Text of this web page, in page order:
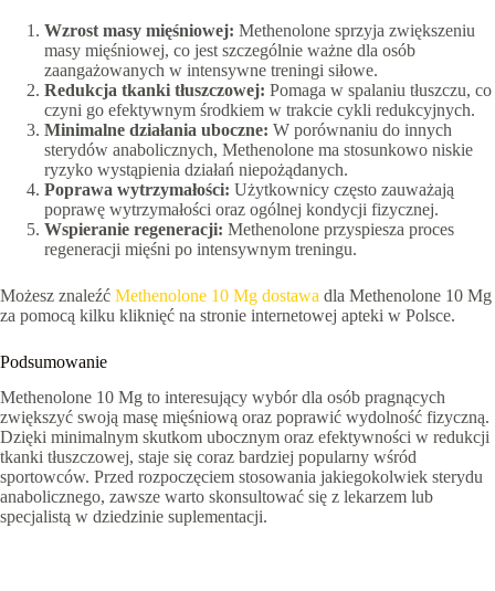
Wzrost masy mięśniowej: Methenolone sprzyja zwiększeniu
masy mięśniowej, co jest szczególnie ważne dla osób
zaangażowanych w intensywne treningi siłowe.
Redukcja tkanki tłuszczowej: Pomaga w spalaniu tłuszczu, co
czyni go efektywnym środkiem w trakcie cykli redukcyjnych.
Minimalne działania uboczne: W porównaniu do innych
sterydów anabolicznych, Methenolone ma stosunkowo niskie
ryzyko wystąpienia działań niepożądanych.
Poprawa wytrzymałości: Użytkownicy często zauważają
poprawę wytrzymałości oraz ogólnej kondycji fizycznej.
Wspieranie regeneracji: Methenolone przyspiesza proces
regeneracji mięśni po intensywnym treningu.
Możesz znaleźć Methenolone 10 Mg dostawa dla Methenolone 10 Mg
za pomocą kilku kliknięć na stronie internetowej apteki w Polsce.
Podsumowanie
Methenolone 10 Mg to interesujący wybór dla osób pragnących
zwiększyć swoją masę mięśniową oraz poprawić wydolność fizyczną.
Dzięki minimalnym skutkom ubocznym oraz efektywności w redukcji
tkanki tłuszczowej, staje się coraz bardziej popularny wśród
sportowców. Przed rozpoczęciem stosowania jakiegokolwiek sterydu
anabolicznego, zawsze warto skonsultować się z lekarzem lub
specjalistą w dziedzinie suplementacji.